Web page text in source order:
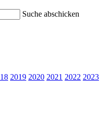
Suche abschicken
2019 2020 2021 2022 2023